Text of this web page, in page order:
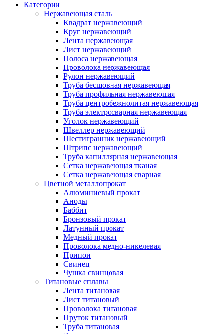
Категории
Нержавеющая сталь
Квадрат нержавеющий
Круг нержавеющий
Лента нержавеющая
Лист нержавеющий
Полоса нержавеющая
Проволока нержавеющая
Рулон нержавеющий
Труба бесшовная нержавеющая
Труба профильная нержавеющая
Труба центробежнолитая нержавеющая
Труба электросварная нержавеющая
Уголок нержавеющий
Швеллер нержавеющий
Шестигранник нержавеющий
Штрипс нержавеющий
Труба капиллярная нержавеющая
Сетка нержавеющая тканая
Сетка нержавеющая сварная
Цветной металлопрокат
Алюминиевый прокат
Аноды
Баббит
Бронзовый прокат
Латунный прокат
Медный прокат
Проволока медно-никелевая
Припои
Свинец
Чушка свинцовая
Титановые сплавы
Лента титановая
Лист титановый
Проволока титановая
Пруток титановый
Труба титановая